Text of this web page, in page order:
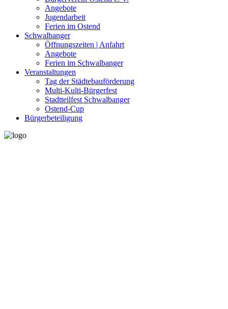
Angebote
Jugendarbeit
Ferien im Ostend
Schwalbanger
Öffnungszeiten | Anfahrt
Angebote
Ferien im Schwalbanger
Veranstaltungen
Tag der Städtebauförderung
Multi-Kulti-Bürgerfest
Stadtteilfest Schwalbanger
Ostend-Cup
Bürgerbeteiligung